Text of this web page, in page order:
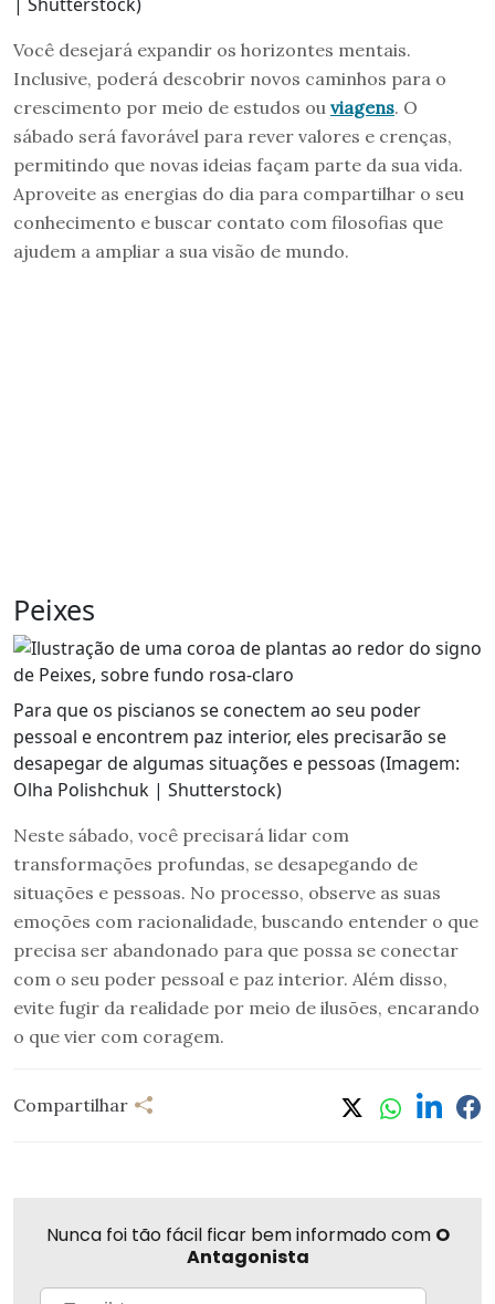
Você desejará expandir os horizontes mentais.
Inclusive, poderá descobrir novos caminhos para o
crescimento por meio de estudos ou viagens. O
sábado será favorável para rever valores e crenças,
permitindo que novas ideias façam parte da sua vida.
Aproveite as energias do dia para compartilhar o seu
conhecimento e buscar contato com filosofias que
ajudem a ampliar a sua visão de mundo.
Peixes
Para que os piscianos se conectem ao seu poder
pessoal e encontrem paz interior, eles precisarão se
desapegar de algumas situações e pessoas (Imagem:
Olha Polishchuk | Shutterstock)
Neste sábado, você precisará lidar com
transformações profundas, se desapegando de
situações e pessoas. No processo, observe as suas
emoções com racionalidade, buscando entender o que
precisa ser abandonado para que possa se conectar
com o seu poder pessoal e paz interior. Além disso,
evite fugir da realidade por meio de ilusões, encarando
o que vier com coragem.
Compartilhar
Nunca foi tão fácil ficar bem informado com O
Antagonista